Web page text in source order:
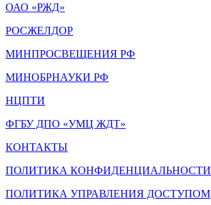
ОАО «РЖД»
РОСЖЕЛДОР
МИНПРОСВЕЩЕНИЯ РФ
МИНОБРНАУКИ РФ
НЦПТИ
ФГБУ ДПО «УМЦ ЖДТ»
КОНТАКТЫ
ПОЛИТИКА КОНФИДЕНЦИАЛЬНОСТИ
ПОЛИТИКА УПРАВЛЕНИЯ ДОСТУПОМ